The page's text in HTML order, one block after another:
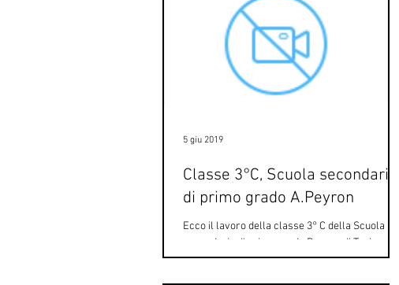
Classe 3°C, Scuola secondaria
di primo grado A.Peyron
Ecco il lavoro della classe 3° C della Scuola
secondaria di primo grado Peyron di Torino. Per
il loro remake, gli studenti si sono...
5 giu 2019